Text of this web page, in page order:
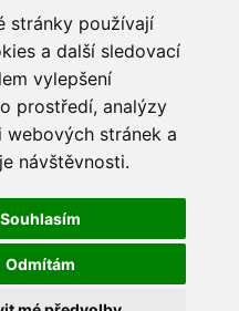
stránky používají
a další sledovací
vylepšení
prostředí, analýzy
webových stránek a
návštěvnosti.
Souhlasím
Odmítám
Ovocný trh 560/5
Praha 1, 116 36
Česká republika
+420 224 491 618
pr@cuni.cz
Tiskové zprávy
JAK K NÁM?